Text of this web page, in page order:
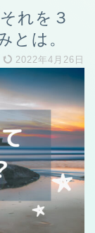
れを３
とは。
2022年4月26日